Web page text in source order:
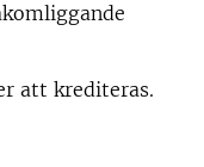
att krediteras.